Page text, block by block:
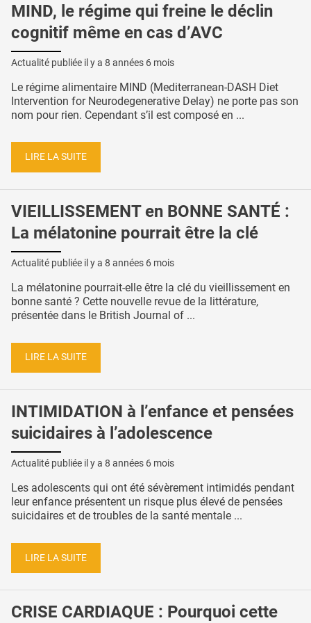
MIND, le régime qui freine le déclin
cognitif même en cas d’AVC
Actualité publiée il y a 8 années 6 mois
Le régime alimentaire MIND (Mediterranean-DASH Diet
Intervention for Neurodegenerative Delay) ne porte pas son
nom pour rien. Cependant s’il est composé en ...
LIRE LA SUITE
VIEILLISSEMENT en BONNE SANTÉ :
La mélatonine pourrait être la clé
Actualité publiée il y a 8 années 6 mois
La mélatonine pourrait-elle être la clé du vieillissement en
bonne santé ? Cette nouvelle revue de la littérature,
présentée dans le British Journal of ...
LIRE LA SUITE
INTIMIDATION à l’enfance et pensées
suicidaires à l’adolescence
Actualité publiée il y a 8 années 6 mois
Les adolescents qui ont été sévèrement intimidés pendant
leur enfance présentent un risque plus élevé de pensées
suicidaires et de troubles de la santé mentale ...
LIRE LA SUITE
CRISE CARDIAQUE : Pourquoi cette